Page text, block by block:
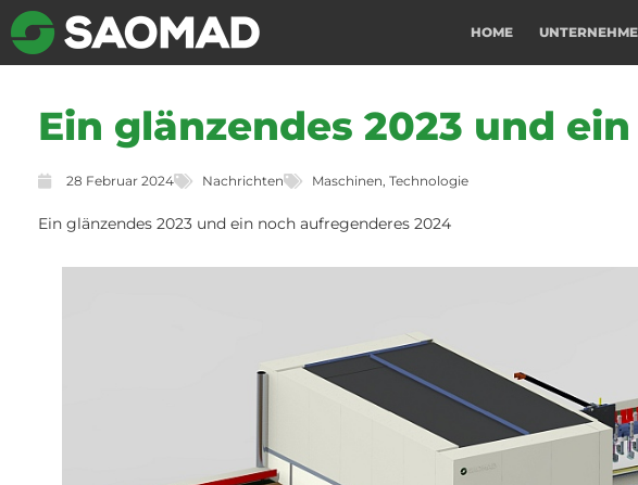
HOME
Ein glänzendes 2023 und
28 Februar 2024 Nachrichten Maschinen, Technologie
Ein glänzendes 2023 und ein noch aufregenderes 2024